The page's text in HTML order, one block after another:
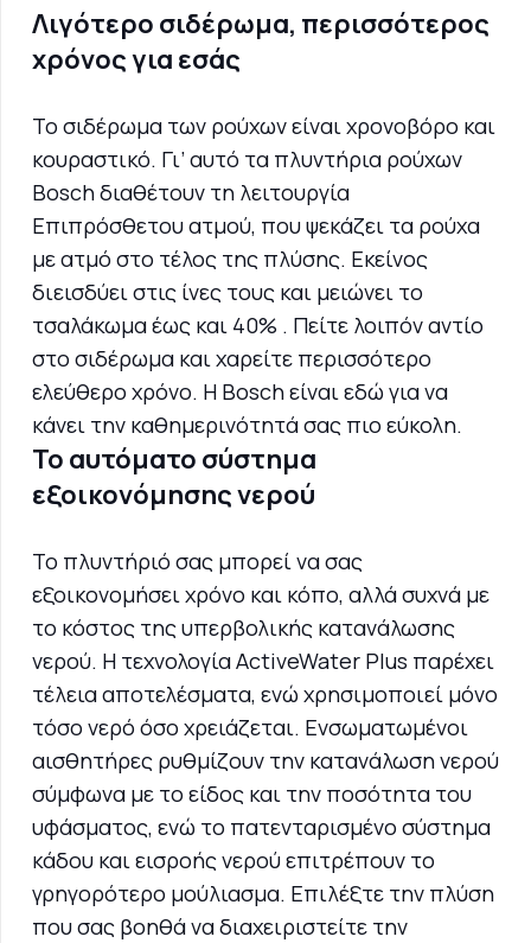
Λιγότερο σιδέρωμα, περισσότερος
χρόνος για εσάς
Το σιδέρωμα των ρούχων είναι χρονοβόρο και
κουραστικό. Γι’ αυτό τα πλυντήρια ρούχων
Bosch διαθέτουν τη λειτουργία
Επιπρόσθετου ατμού, που ψεκάζει τα ρούχα
με ατμό στο τέλος της πλύσης. Εκείνος
διεισδύει στις ίνες τους και μειώνει το
τσαλάκωμα έως και 40% . Πείτε λοιπόν αντίο
στο σιδέρωμα και χαρείτε περισσότερο
ελεύθερο χρόνο. Η Bosch είναι εδώ για να
κάνει την καθημερινότητά σας πιο εύκολη.
Το αυτόματο σύστημα
εξοικονόμησης νερού
Το πλυντήριό σας μπορεί να σας
εξοικονομήσει χρόνο και κόπο, αλλά συχνά με
το κόστος της υπερβολικής κατανάλωσης
νερού. Η τεχνολογία ActiveWater Plus παρέχει
τέλεια αποτελέσματα, ενώ χρησιμοποιεί μόνο
τόσο νερό όσο χρειάζεται. Ενσωματωμένοι
αισθητήρες ρυθμίζουν την κατανάλωση νερού
σύμφωνα με το είδος και την ποσότητα του
υφάσματος, ενώ το πατενταρισμένο σύστημα
κάδου και εισροής νερού επιτρέπουν το
γρηγορότερο μούλιασμα. Επιλέξτε την πλύση
που σας βοηθά να διαχειριστείτε την